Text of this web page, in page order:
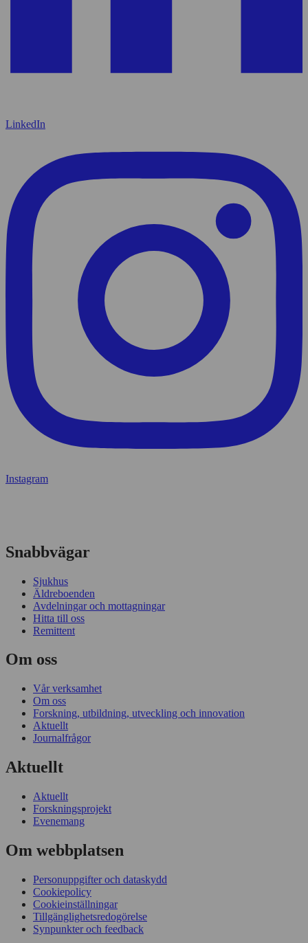
LinkedIn
Instagram
Snabbvägar
Sjukhus
Äldreboenden
Avdelningar och mottagningar
Hitta till oss
Remittent
Om oss
Vår verksamhet
Om oss
Forskning, utbildning, utveckling och innovation
Aktuellt
Journalfrågor
Aktuellt
Aktuellt
Forskningsprojekt
Evenemang
Om webbplatsen
Personuppgifter och dataskydd
Cookiepolicy
Cookieinställningar
Tillgänglighetsredogörelse
Synpunkter och feedback